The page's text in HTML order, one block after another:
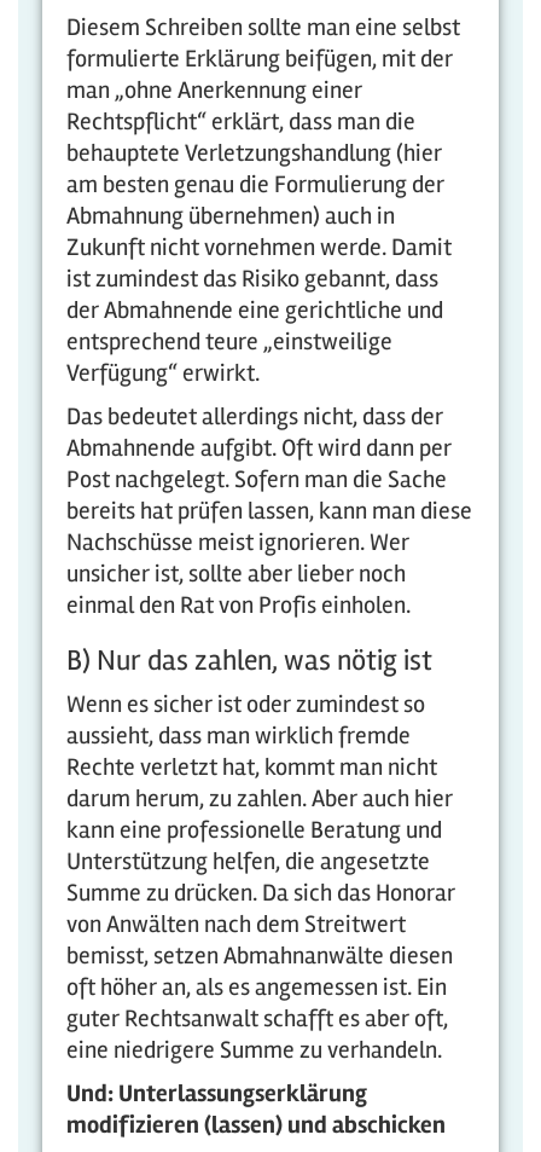
Diesem Schreiben sollte man eine selbst
formulierte Erklärung beifügen, mit der
man „ohne Anerkennung einer
Rechtspflicht“ erklärt, dass man die
behauptete Verletzungshandlung (hier
am besten genau die Formulierung der
Abmahnung übernehmen) auch in
Zukunft nicht vornehmen werde. Damit
ist zumindest das Risiko gebannt, dass
der Abmahnende eine gerichtliche und
entsprechend teure „einstweilige
Verfügung“ erwirkt.
Das bedeutet allerdings nicht, dass der
Abmahnende aufgibt. Oft wird dann per
Post nachgelegt. Sofern man die Sache
bereits hat prüfen lassen, kann man diese
Nachschüsse meist ignorieren. Wer
unsicher ist, sollte aber lieber noch
einmal den Rat von Profis einholen.
B) Nur das zahlen, was nötig ist
Wenn es sicher ist oder zumindest so
aussieht, dass man wirklich fremde
Rechte verletzt hat, kommt man nicht
darum herum, zu zahlen. Aber auch hier
kann eine professionelle Beratung und
Unterstützung helfen, die angesetzte
Summe zu drücken. Da sich das Honorar
von Anwälten nach dem Streitwert
bemisst, setzen Abmahnanwälte diesen
oft höher an, als es angemessen ist. Ein
guter Rechtsanwalt schafft es aber oft,
eine niedrigere Summe zu verhandeln.
Und: Unterlassungserklärung
modifizieren (lassen) und abschicken